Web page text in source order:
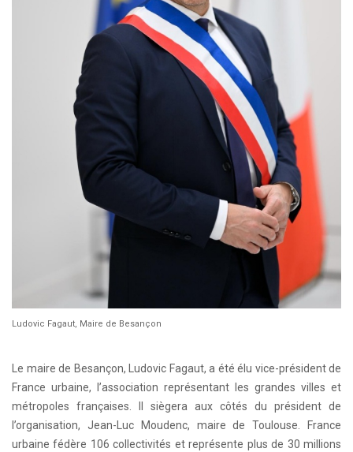
Ludovic Fagaut, Maire de Besançon
Le maire de Besançon, Ludovic Fagaut, a été élu vice-président de
France urbaine, l’association représentant les grandes villes et
métropoles françaises. Il siègera aux côtés du président de
l’organisation, Jean-Luc Moudenc, maire de Toulouse. France
urbaine fédère 106 collectivités et représente plus de 30 millions